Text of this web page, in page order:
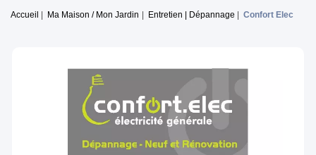
Accueil Ma Maison / Mon Jardin Entretien | Dépannage Confort Elec
Previous